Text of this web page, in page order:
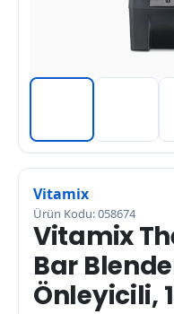
Vitamix
Ürün Kodu: 058674
Vitamix
Bar
Önleyicili,